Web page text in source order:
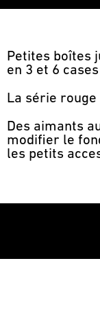
Petites boîtes
en 3 et 6
La série
Des aimants
modifier le
les petits